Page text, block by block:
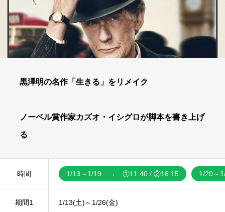
黒澤明の名作「生きる」をリメイク
ノーベル賞作家カズオ・イシグロが脚本を書き上げ
る
時間 1/13～1/19 → ①11:40 / ②16:15 1/20
期間1 1/13(土)～1/26(金)